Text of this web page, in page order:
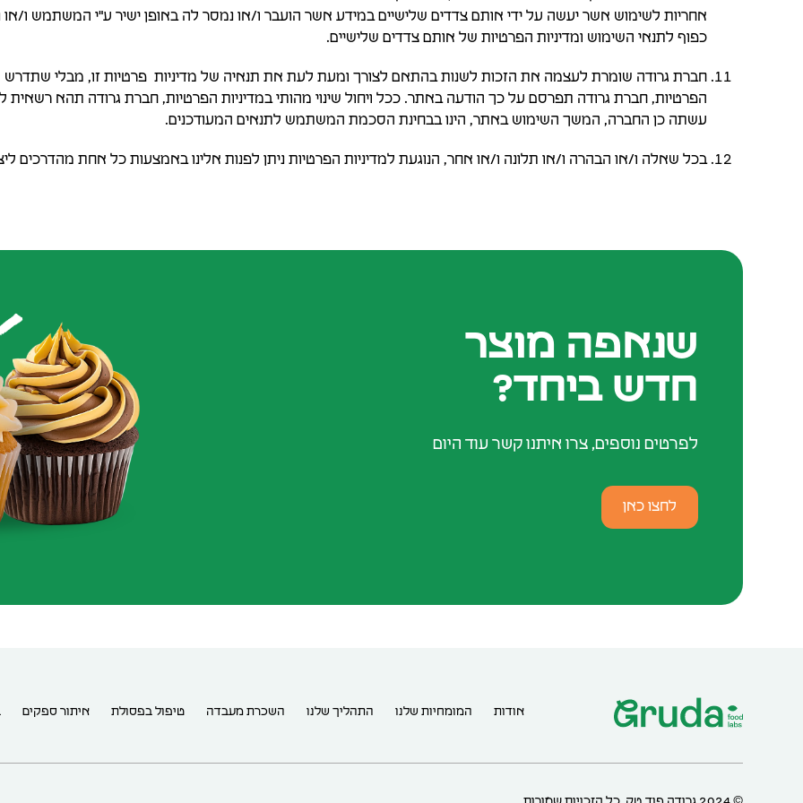
אחריות לשימוש אשר יעשה על ידי אותם צדדים שלישיים במידע אשר הועבר ו/או נמסר לה באופן ישיר ע"י המשתמש ו/
כפוף לתנאי השימוש ומדיניות הפרטיות של אותם צדדים שלישיים.
חברת גרודה שומרת לעצמה את הזכות לשנות בהתאם לצורך ומעת לעת את תנאיה של מדיניות פרטיות זו, מבלי שתדרש
הפרטיות, חברת גרודה תפרסם על כך הודעה באתר. ככל ויחול שינוי מהותי במדיניות הפרטיות, חברת גרודה תהא
עשתה כן החברה, המשך השימוש באתר, הינו בבחינת הסכמת המשתמש לתנאים המעודכנים.
בכל שאלה ו/או הבהרה ו/או תלונה ו/או אחר, הנוגעת למדיניות הפרטיות ניתן לפנות אלינו באמצעות כל אחת מהדרכים
שנאפה מוצר
חדש ביחד?
לפרטים נוספים, צרו איתנו קשר עוד היום
לחצו כאן
אודות המומחיות שלנו התהליך שלנו השכרת מעבדה טיפול בפסולת איתור ספקים